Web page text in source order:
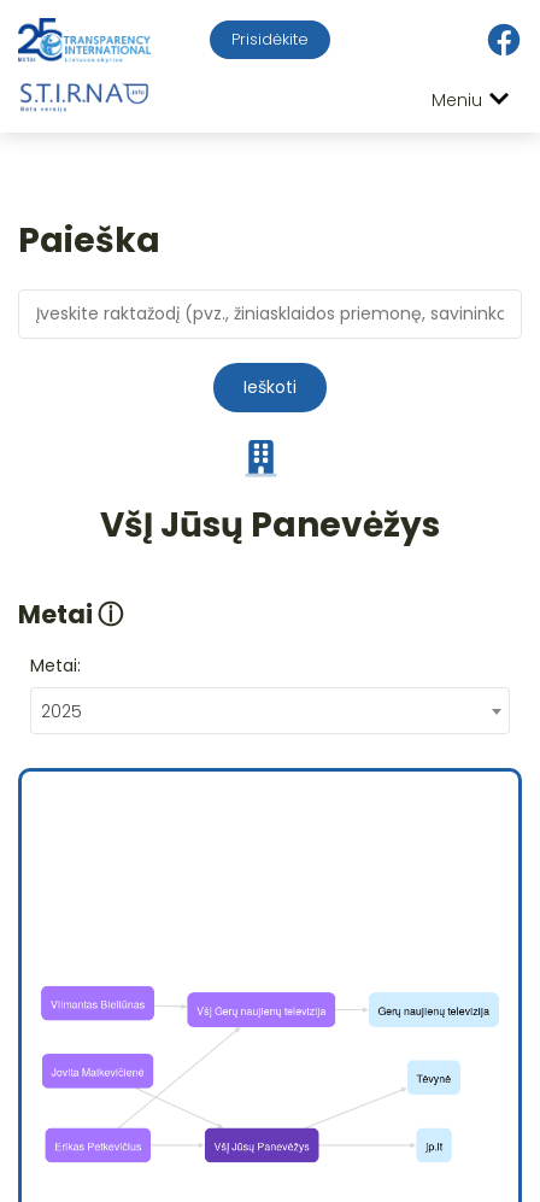
Prisidėkite
Meniu
Paieška
Ieškoti
VšĮ Jūsų Panevėžys
Metaiⓘ
Metai:
2025